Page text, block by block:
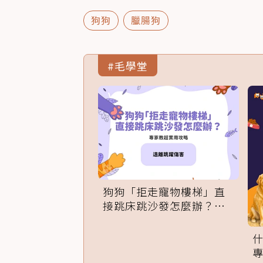
狗狗 臘腸狗
#毛學堂
狗狗「拒走寵物樓梯」直
接跳床跳沙發怎麼辦？專